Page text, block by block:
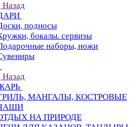
Назад
подносы
бокалы. сервизы
наборы, ножи
Назад
МАНГАЛЫ, КОСТРОВЫЕ
НА ПРИРОДЕ